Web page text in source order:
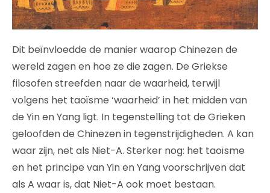
Dit beïnvloedde de manier waarop Chinezen de
wereld zagen en hoe ze die zagen. De Griekse
filosofen streefden naar de waarheid, terwijl
volgens het taoïsme ‘waarheid’ in het midden van
de Yin en Yang ligt. In tegenstelling tot de Grieken
geloofden de Chinezen in tegenstrijdigheden. A kan
waar zijn, net als Niet-A. Sterker nog: het taoïsme
en het principe van Yin en Yang voorschrijven dat
als A waar is, dat Niet-A ook moet bestaan.